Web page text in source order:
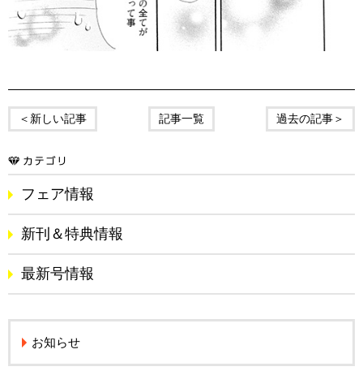
＜新しい記事 過去の記事＞
記事一覧
フェア情報
新刊＆特典情報
最新号情報
お知らせ